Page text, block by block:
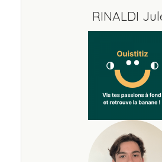
RINALDI